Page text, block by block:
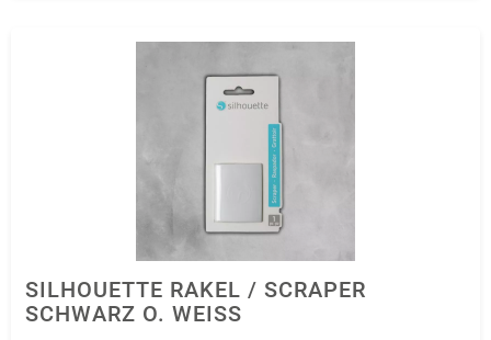
SILHOUETTE RAKEL / SCRAPER
SCHWARZ O. WEISS